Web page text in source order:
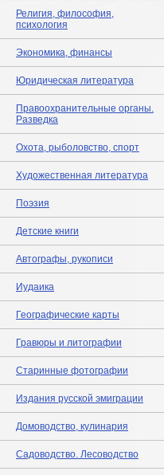
Религия, философия,
психология
Экономика, финансы
Юридическая литература
Правоохранительные органы.
Разведка
Охота, рыболовство, спорт
Художественная литература
Поэзия
Детские книги
Автографы, рукописи
Иудаика
Географические карты
Гравюры и литографии
Старинные фотографии
Издания русской эмиграции
Домоводство, кулинария
Садоводство. Лесоводство